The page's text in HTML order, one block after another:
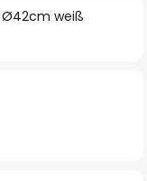
Ø42cm weiß